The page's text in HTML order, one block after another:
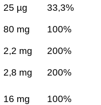
25 µg 33,3%
80 mg 100%
2,2 mg 200%
2,8 mg 200%
16 mg 100%